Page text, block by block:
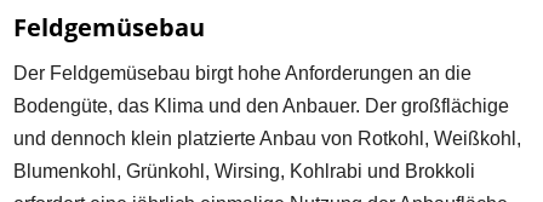
Feldgemüsebau
Der Feldgemüsebau birgt hohe Anforderungen an die
Bodengüte, das Klima und den Anbauer. Der großflächige
und dennoch klein platzierte Anbau von Rotkohl, Weißkohl,
Blumenkohl, Grünkohl, Wirsing, Kohlrabi und Brokkoli